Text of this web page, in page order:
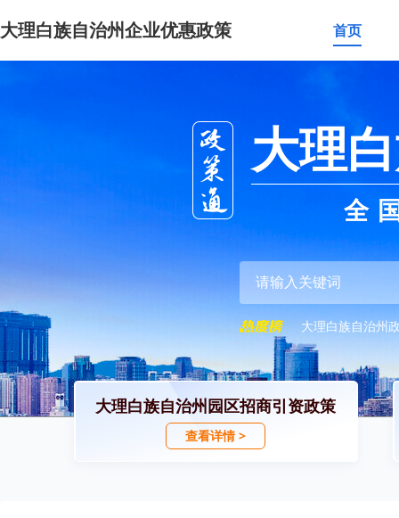
大理白族自治州企业优惠政策 首页
大理
全
大理白族自治州
大理白族自治州园区招商引资政策
查看详情 >